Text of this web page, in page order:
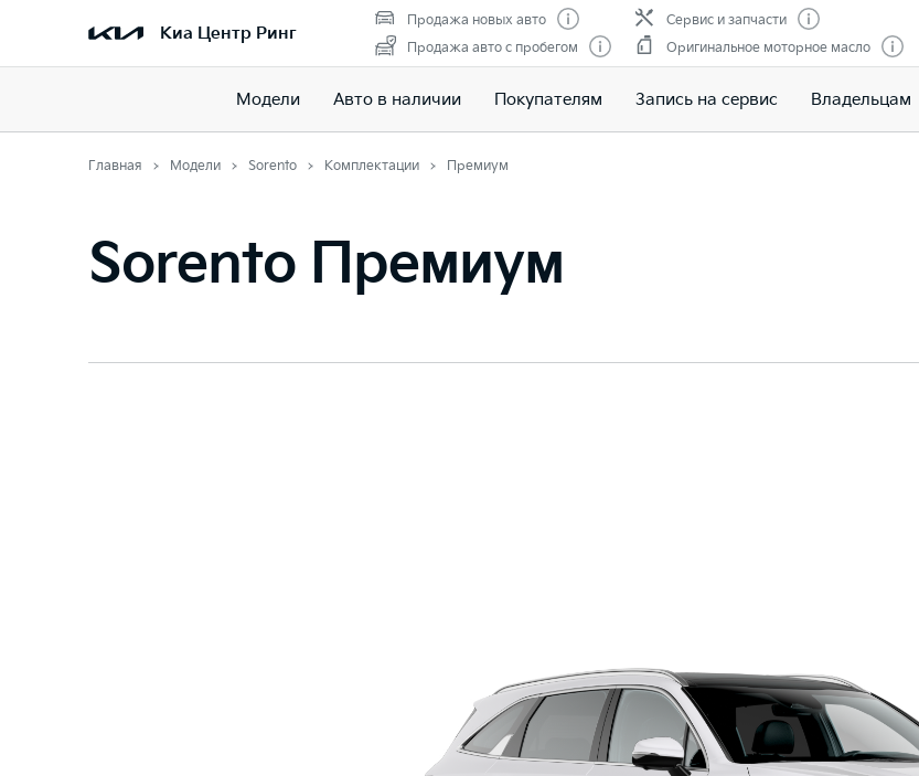
Киа Центр Ринг
Продажа новых авто
Продажа авто с пробегом
Сервис и запчасти
Оригинальное моторное масло
Модели Авто в наличии Покупателям Запись на сервис Владельцам
Главная Модели Sorento Комплектации Премиум
Sorento Премиум